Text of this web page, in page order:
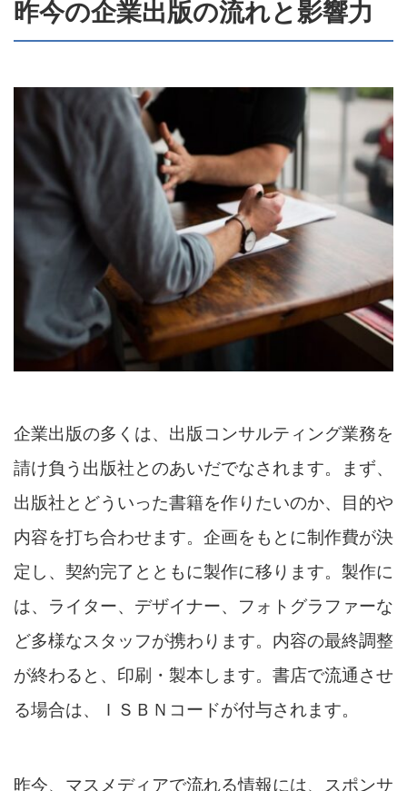
昨今の企業出版の流れと影響力
企業出版の多くは、出版コンサルティング業務を
請け負う出版社とのあいだでなされます。まず、
出版社とどういった書籍を作りたいのか、目的や
内容を打ち合わせます。企画をもとに制作費が決
定し、契約完了とともに製作に移ります。製作に
は、ライター、デザイナー、フォトグラファーな
ど多様なスタッフが携わります。内容の最終調整
が終わると、印刷・製本します。書店で流通させ
る場合は、ＩＳＢＮコードが付与されます。
昨今、マスメディアで流れる情報には、スポンサ